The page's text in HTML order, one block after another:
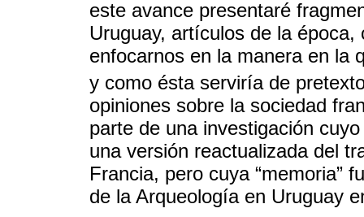
este avance presentaré
Uruguay, artículos de la
enfocarnos en la manera en la
y como ésta serviría de
opiniones sobre la sociedad
parte de una investigación
una versión reactualizada del
Francia, pero cuya “memoria”
de la Arqueología en Uruguay